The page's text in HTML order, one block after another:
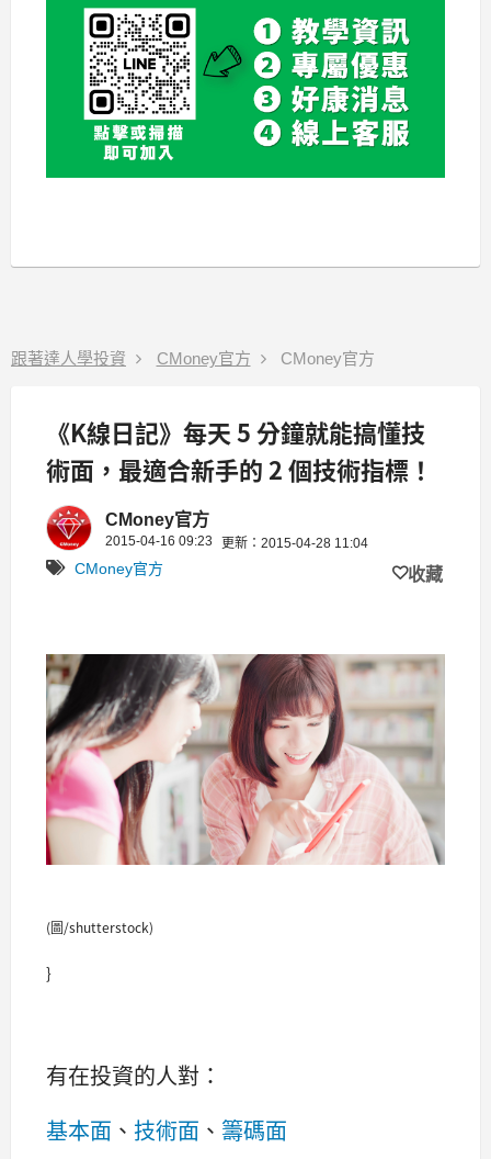
跟著達人學投資 CMoney官方 CMoney官方
《K線日記》每天 5 分鐘就能搞懂技
術面，最適合新手的 2 個技術指標！
CMoney官方
2015-04-16 09:23 更新：2015-04-28 11:04
CMoney官方 收藏
(圖/shutterstock)
}
有在投資的人對：
基本面 、 技術面 、 籌碼面